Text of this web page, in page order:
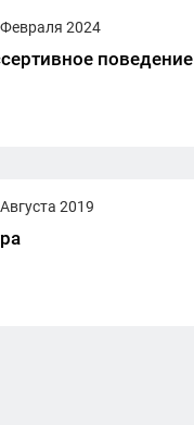
2024
поведение
2019